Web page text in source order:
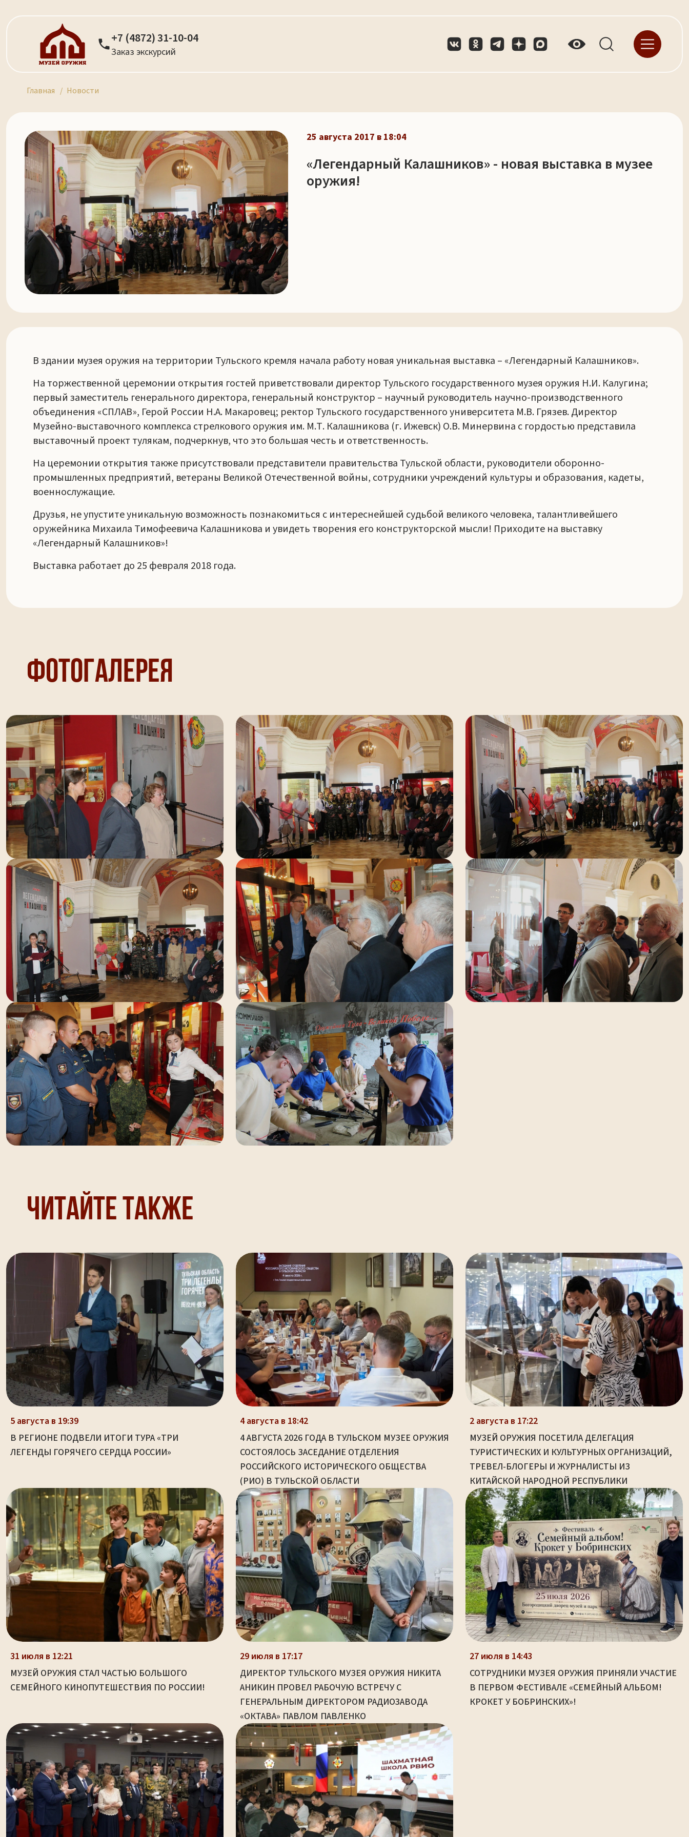
+7 (4872) 31-10-04
Заказ экскурсий
Главная Новости
25 августа 2017 в 18:04
«Легендарный Калашников» - новая выставка в музее
оружия!
В здании музея оружия на территории Тульского кремля начала работу новая уникальная выставка – «Легендарный Калашников».
На торжественной церемонии открытия гостей приветствовали директор Тульского государственного музея оружия Н.И. Калугина;
первый заместитель генерального директора, генеральный конструктор – научный руководитель научно-производственного
объединения «СПЛАВ», Герой России Н.А. Макаровец; ректор Тульского государственного университета М.В. Грязев. Директор
Музейно-выставочного комплекса стрелкового оружия им. М.Т. Калашникова (г. Ижевск) О.В. Минервина с гордостью представила
выставочный проект тулякам, подчеркнув, что это большая честь и ответственность.
На церемонии открытия также присутствовали представители правительства Тульской области, руководители оборонно-
промышленных предприятий, ветераны Великой Отечественной войны, сотрудники учреждений культуры и образования, кадеты,
военнослужащие.
Друзья, не упустите уникальную возможность познакомиться с интереснейшей судьбой великого человека, талантливейшего
оружейника Михаила Тимофеевича Калашникова и увидеть творения его конструкторской мысли! Приходите на выставку
«Легендарный Калашников»!
Выставка работает до 25 февраля 2018 года.
Фотогалерея
Читайте также
5 августа в 19:39
В РЕГИОНЕ ПОДВЕЛИ ИТОГИ ТУРА «ТРИ
ЛЕГЕНДЫ ГОРЯЧЕГО СЕРДЦА РОССИИ»
4 августа в 18:42
4 АВГУСТА 2026 ГОДА В ТУЛЬСКОМ МУЗЕЕ ОРУЖИЯ
СОСТОЯЛОСЬ ЗАСЕДАНИЕ ОТДЕЛЕНИЯ
РОССИЙСКОГО ИСТОРИЧЕСКОГО ОБЩЕСТВА
(РИО) В ТУЛЬСКОЙ ОБЛАСТИ
2 августа в 17:22
МУЗЕЙ ОРУЖИЯ ПОСЕТИЛА ДЕЛЕГАЦИЯ
ТУРИСТИЧЕСКИХ И КУЛЬТУРНЫХ ОРГАНИЗАЦИЙ,
ТРЕВЕЛ-БЛОГЕРЫ И ЖУРНАЛИСТЫ ИЗ
КИТАЙСКОЙ НАРОДНОЙ РЕСПУБЛИКИ
31 июля в 12:21
МУЗЕЙ ОРУЖИЯ СТАЛ ЧАСТЬЮ БОЛЬШОГО
СЕМЕЙНОГО КИНОПУТЕШЕСТВИЯ ПО РОССИИ!
29 июля в 17:17
ДИРЕКТОР ТУЛЬСКОГО МУЗЕЯ ОРУЖИЯ НИКИТА
АНИКИН ПРОВЕЛ РАБОЧУЮ ВСТРЕЧУ С
ГЕНЕРАЛЬНЫМ ДИРЕКТОРОМ РАДИОЗАВОДА
«ОКТАВА» ПАВЛОМ ПАВЛЕНКО
27 июля в 14:43
СОТРУДНИКИ МУЗЕЯ ОРУЖИЯ ПРИНЯЛИ УЧАСТИЕ
В ПЕРВОМ ФЕСТИВАЛЕ «СЕМЕЙНЫЙ АЛЬБОМ!
КРОКЕТ У БОБРИНСКИХ»!